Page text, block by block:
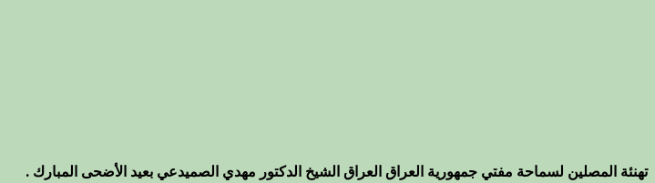
تهنئة المصلين لسماحة مفتي جمهورية العراق العراق الشيخ الدكتور مهدي الصميدعي بعيد الأضحى المبارك .